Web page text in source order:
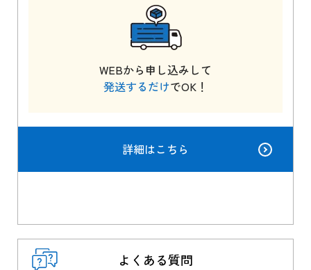
WEBから申し込みして
発送するだけでOK！
詳細はこちら
よくある質問